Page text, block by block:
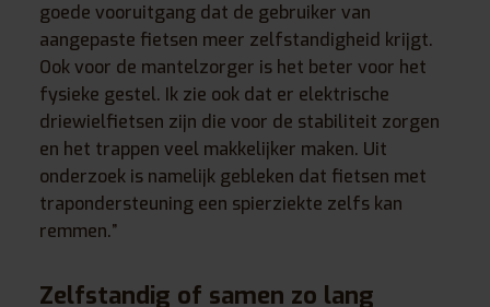
goede vooruitgang dat de gebruiker van
aangepaste fietsen meer zelfstandigheid krijgt.
Ook voor de mantelzorger is het beter voor het
fysieke gestel. Ik zie ook dat er elektrische
driewielfietsen zijn die voor de stabiliteit zorgen
en het trappen veel makkelijker maken. Uit
onderzoek is namelijk gebleken dat fietsen met
trapondersteuning een spierziekte zelfs kan
remmen.”
Zelfstandig of samen zo lang